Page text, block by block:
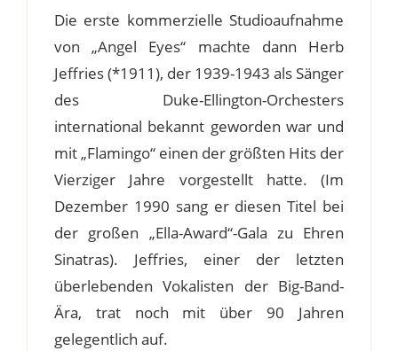
Die erste kommerzielle Studioaufnahme
von „Angel Eyes“ machte dann Herb
Jeffries (*1911), der 1939-1943 als Sänger
des Duke-Ellington-Orchesters
international bekannt geworden war und
mit „Flamingo“ einen der größten Hits der
Vierziger Jahre vorgestellt hatte. (Im
Dezember 1990 sang er diesen Titel bei
der großen „Ella-Award“-Gala zu Ehren
Sinatras). Jeffries, einer der letzten
überlebenden Vokalisten der Big-Band-
Ära, trat noch mit über 90 Jahren
gelegentlich auf.